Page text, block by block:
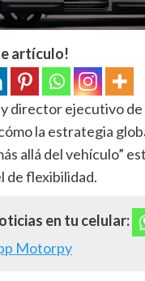
artículo!
director ejecutivo de
la estrategia
allá del vehículo”
de flexibilidad.
en tu celular:
Motorpy